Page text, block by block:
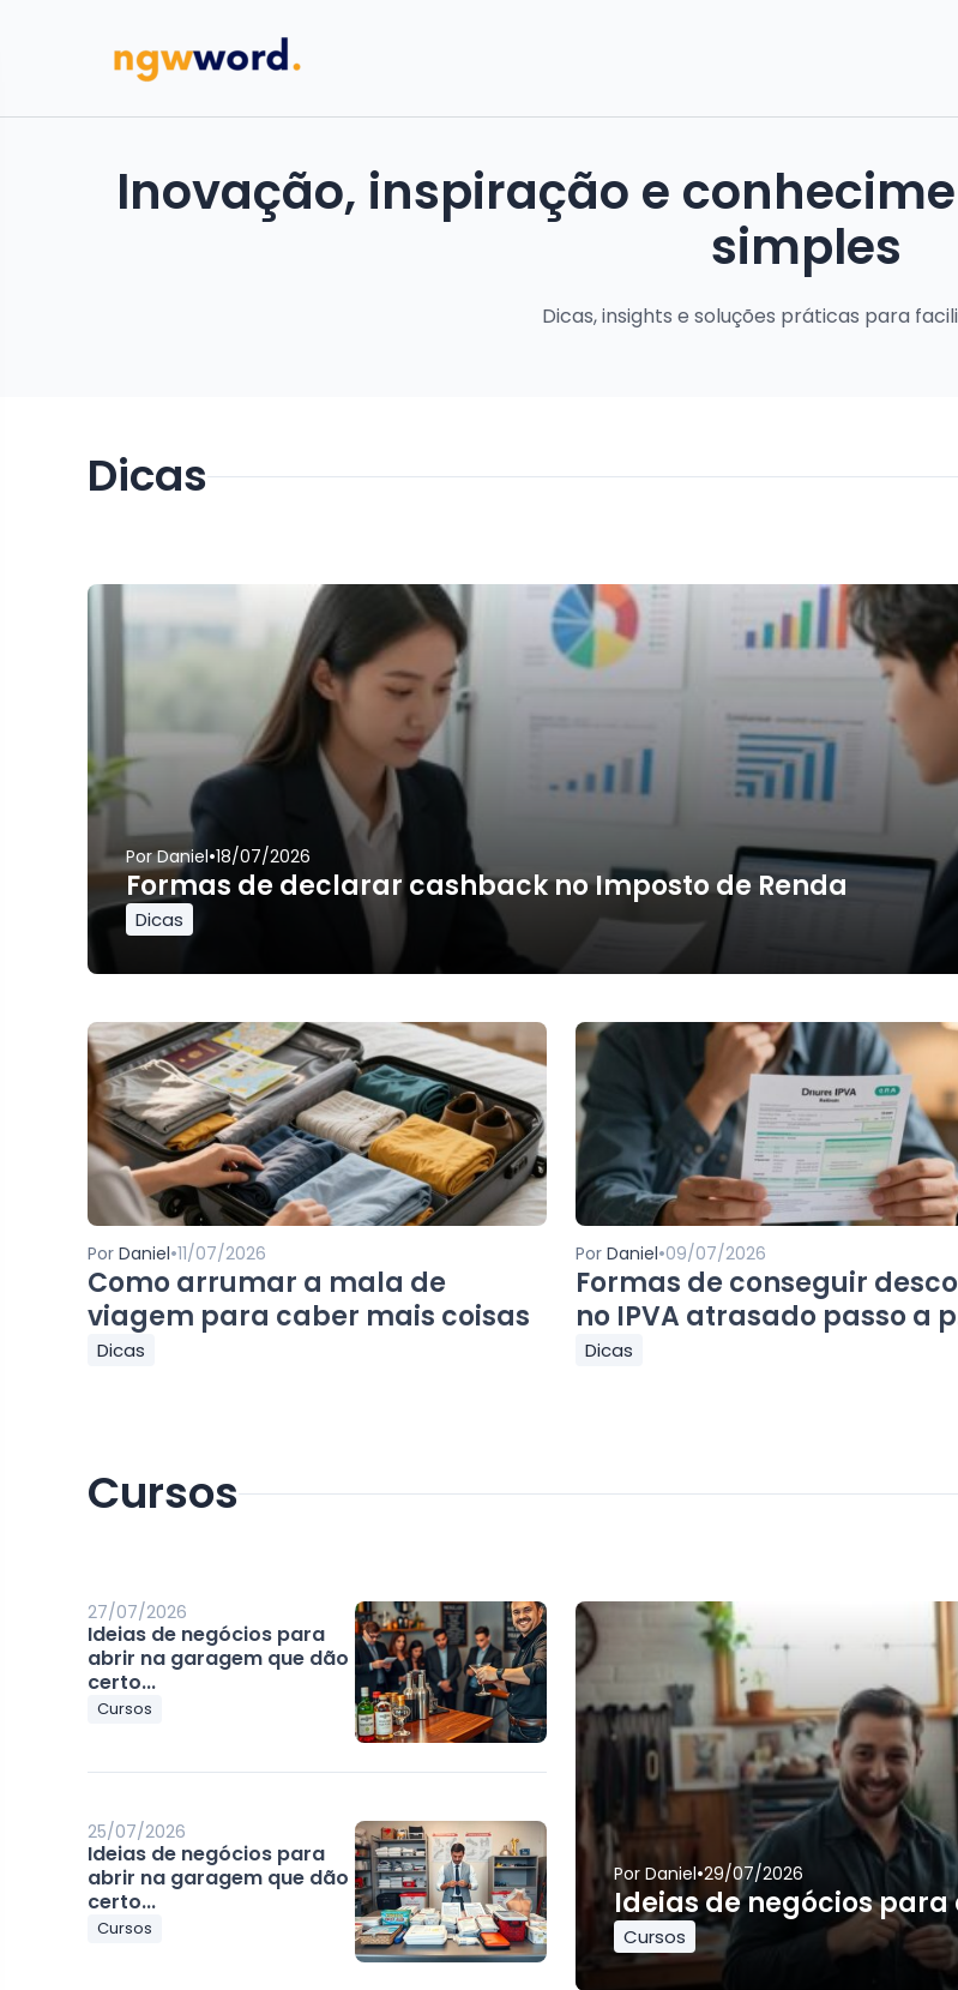
Inovação, inspiração e
simples
Dicas, insights e soluções práticas para
Dicas
PorDaniel•18/07/2026
Formas de declarar cashback no Imposto de Renda
Dicas
Por Daniel•11/07/2026
Como arrumar a mala de
viagem para caber mais coisas
Dicas
PorDaniel•09/07/2026
Formas de conseguir
no IPVA atrasado passo a
Dicas
Cursos
PorDaniel•29/07/2026
Ideias de negócios
Cursos
27/07/2026
Ideias de negócios para
abrir na garagem que dão
certo...
Cursos
25/07/2026
Ideias de negócios para
abrir na garagem que dão
certo...
Cursos